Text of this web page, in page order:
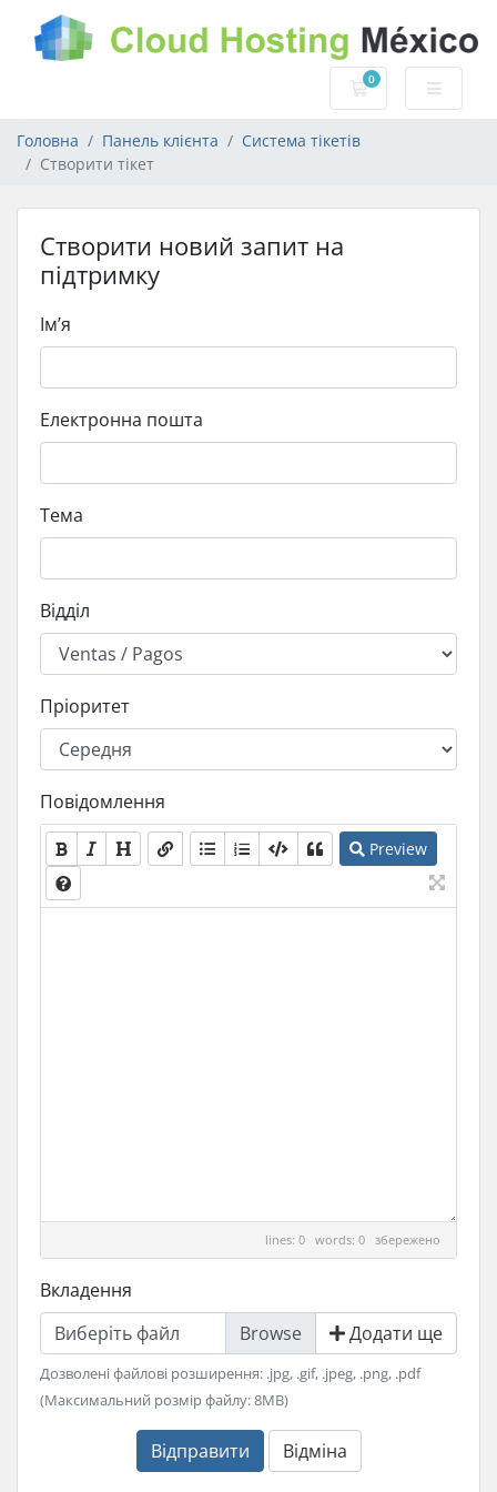
0
Кошик
Головна Панель клієнта
Система тікетів
Створити тікет
Створити новий запит на
підтримку
Ім’я
Електронна пошта
Тема
Відділ
Пріоритет
Повідомлення
Preview
lines: 0 words: 0 збережено
Вкладення
Виберіть файл
Додати ще
Дозволені файлові розширення: .jpg, .gif, .jpeg, .png, .pdf
(Максимальний розмір файлу: 8MB)
Відправити Відміна